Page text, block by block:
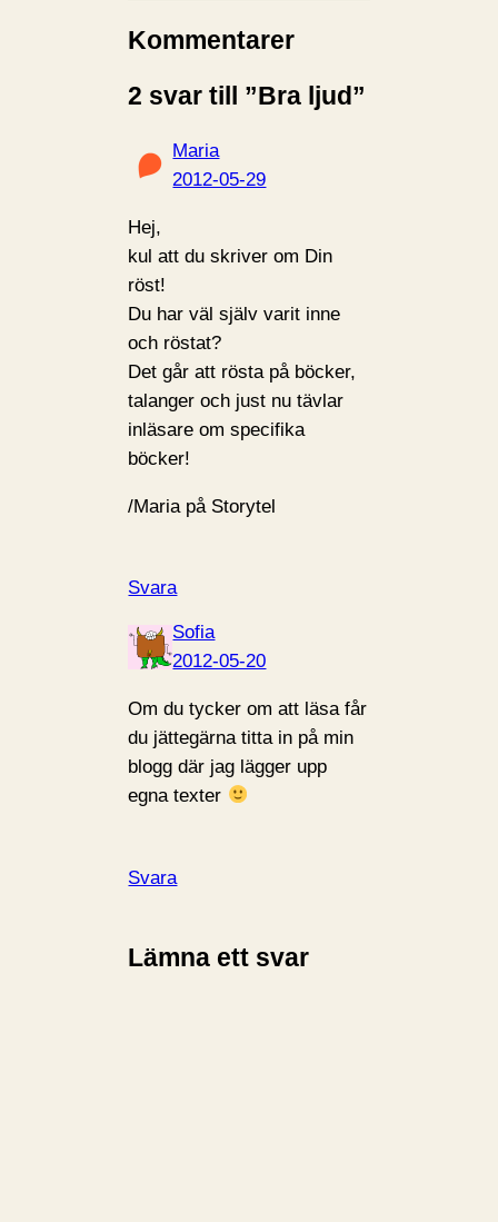
Kommentarer
2 svar till ”Bra ljud”
Maria
2012-05-29
Hej,
kul att du skriver om Din
röst!
Du har väl själv varit inne
och röstat?
Det går att rösta på böcker,
talanger och just nu tävlar
inläsare om specifika
böcker!
/Maria på Storytel
Svara
Sofia
2012-05-20
Om du tycker om att läsa får
du jättegärna titta in på min
blogg där jag lägger upp
egna texter
Svara
Lämna ett svar